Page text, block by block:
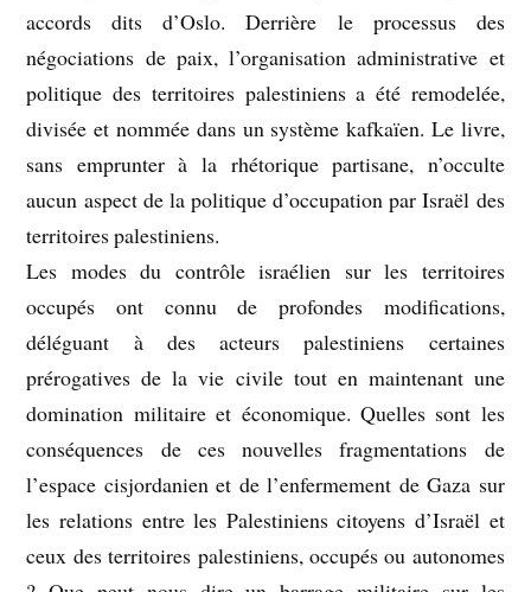
accords dits d’Oslo. Derrière le processus des
négociations de paix, l’organisation administrative et
politique des territoires palestiniens a été remodelée,
divisée et nommée dans un système kafkaïen. Le livre,
sans emprunter à la rhétorique partisane, n’occulte
aucun aspect de la politique d’occupation par Israël des
territoires palestiniens.
Les modes du contrôle israélien sur les territoires
occupés ont connu de profondes modifications,
déléguant à des acteurs palestiniens certaines
prérogatives de la vie civile tout en maintenant une
domination militaire et économique. Quelles sont les
conséquences de ces nouvelles fragmentations de
l’espace cisjordanien et de l’enfermement de Gaza sur
les relations entre les Palestiniens citoyens d’Israël et
ceux des territoires palestiniens, occupés ou autonomes